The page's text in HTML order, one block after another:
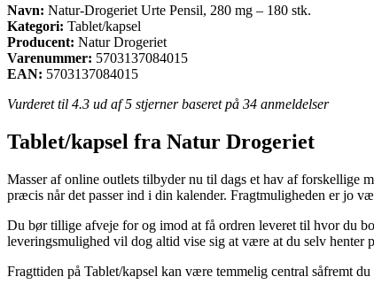
Navn: Natur-Drogeriet Urte Pensil, 280 mg – 180 stk.
Kategori: Tablet/kapsel
Producent: Natur Drogeriet
Varenummer: 5703137084015
EAN: 5703137084015
Vurderet til 4.3 ud af 5 stjerner baseret på 34 anmeldelser
Tablet/kapsel fra Natur Drogeriet
Masser af online outlets tilbyder nu til dags et hav af forskellige
præcis når det passer ind i din kalender. Fragtmuligheden er jo
Du bør tillige afveje for og imod at få ordren leveret til hvor du
leveringsmulighed vil dog altid vise sig at være at du selv henter
Fragttiden på Tablet/kapsel kan være temmelig central såfremt